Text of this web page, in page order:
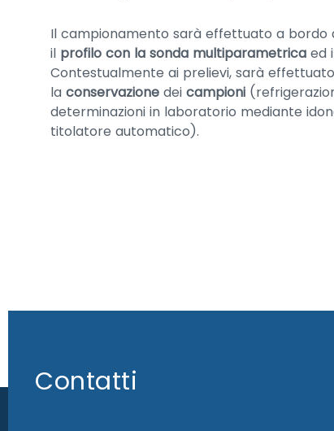
Il campionamento sarà effettuato a bordo
il profilo con la sonda multiparametrica ed
Contestualmente ai prelievi, sarà
la conservazione dei campioni
determinazioni in laboratorio mediante
titolatore automatico).
Contatti